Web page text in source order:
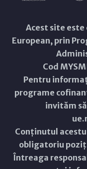
Acest site este
European, prin
Cod
Pentru
programe
invităm
Conținutul
obligatoriu
Întreaga